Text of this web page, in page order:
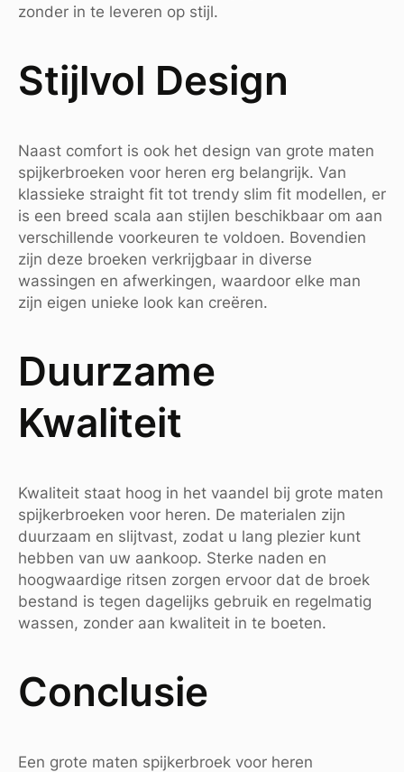
zonder in te leveren op stijl.
Stijlvol Design
Naast comfort is ook het design van grote maten
spijkerbroeken voor heren erg belangrijk. Van
klassieke straight fit tot trendy slim fit modellen, er
is een breed scala aan stijlen beschikbaar om aan
verschillende voorkeuren te voldoen. Bovendien
zijn deze broeken verkrijgbaar in diverse
wassingen en afwerkingen, waardoor elke man
zijn eigen unieke look kan creëren.
Duurzame
Kwaliteit
Kwaliteit staat hoog in het vaandel bij grote maten
spijkerbroeken voor heren. De materialen zijn
duurzaam en slijtvast, zodat u lang plezier kunt
hebben van uw aankoop. Sterke naden en
hoogwaardige ritsen zorgen ervoor dat de broek
bestand is tegen dagelijks gebruik en regelmatig
wassen, zonder aan kwaliteit in te boeten.
Conclusie
Een grote maten spijkerbroek voor heren